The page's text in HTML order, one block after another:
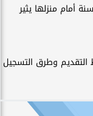
أمام منزلها يثير
شروط التقديم وطرق التسجيل